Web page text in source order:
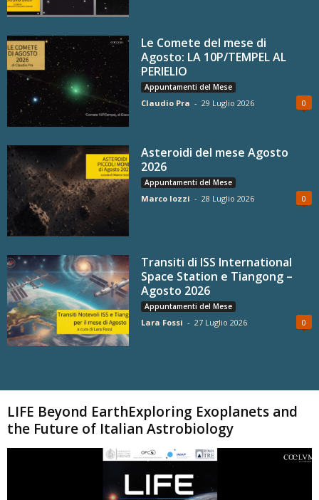
Le Comete del mese di
Agosto: LA 10P/TEMPEL AL
PERIELIO
Appuntamenti del Mese
Claudio Pra - 29 Luglio 2026 0
Asteroidi del mese Agosto
2026
Appuntamenti del Mese
Marco Iozzi - 28 Luglio 2026 0
Transiti di ISS International
Space Station e Tiangong –
Agosto 2026
Appuntamenti del Mese
Lara Fossi - 27 Luglio 2026 0
LIFE Beyond EarthExploring Exoplanets and
the Future of Italian Astrobiology